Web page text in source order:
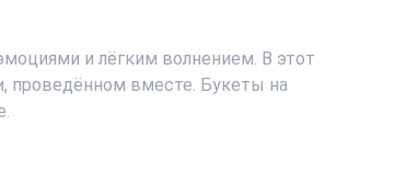
и лёгким волнением. В этот
проведённом вместе. Букеты на